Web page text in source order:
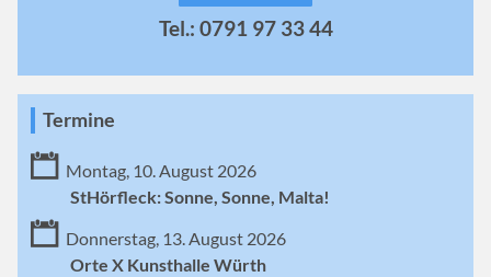
Tel.: 0791 97 33 44
Termine
Montag, 10. August 2026
StHörfleck: Sonne, Sonne, Malta!
Donnerstag, 13. August 2026
Orte X Kunsthalle Würth